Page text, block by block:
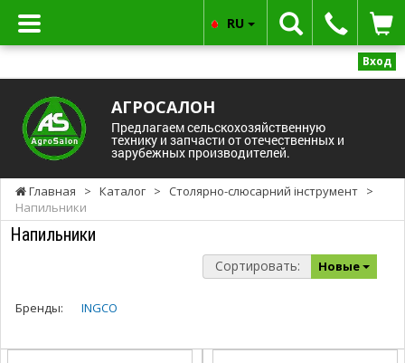
Вход
АГРОСАЛОН
Предлагаем сельскохозяйственную
технику и запчасти от отечественных и
зарубежных производителей.
RU
Главная > Каталог > Столярно-слюсарний інструмент >
Напильники
Напильники
Сортировать: Новые
Бренды: INGCO